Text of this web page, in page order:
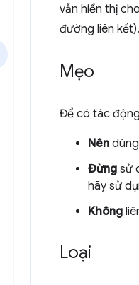
vẫn hiển thị
đường liên kết).
Mẹo
Để có tác
Nên
Đừng sử
hãy sử
Không
Loại